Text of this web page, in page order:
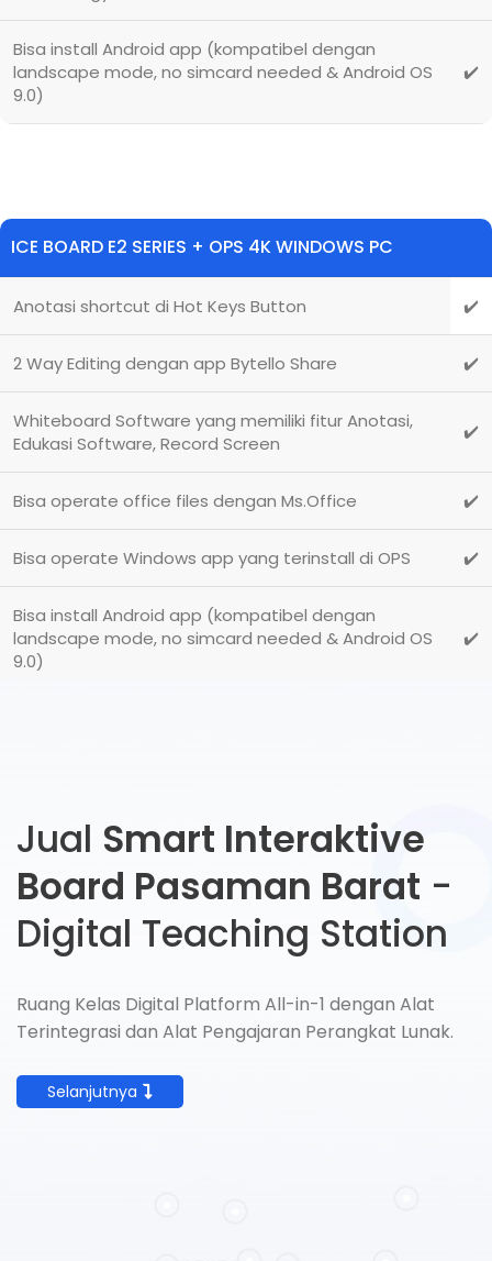
Bisa install Android app (kompatibel dengan
landscape mode, no simcard needed & Android OS
9.0)
✔️
ICE BOARD E2 SERIES + OPS 4K WINDOWS PC
Anotasi shortcut di Hot Keys Button ✔️
2 Way Editing dengan app Bytello Share ✔️
Whiteboard Software yang memiliki fitur Anotasi,
Edukasi Software, Record Screen
✔️
Bisa operate office files dengan Ms.Office ✔️
Bisa operate Windows app yang terinstall di OPS ✔️
Bisa install Android app (kompatibel dengan
landscape mode, no simcard needed & Android OS
9.0)
✔️
Jual Smart Interaktive
Board Pasaman Barat -
Digital Teaching Station
Ruang Kelas Digital Platform All-in-1 dengan Alat
Terintegrasi dan Alat Pengajaran Perangkat Lunak.
Selanjutnya